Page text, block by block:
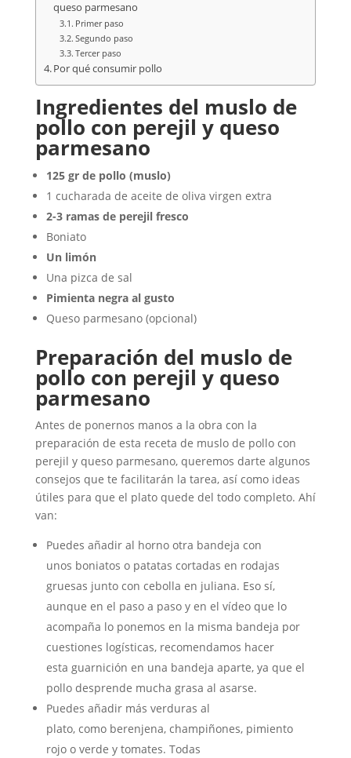
queso parmesano
Primer paso
Segundo paso
Tercer paso
Por qué consumir pollo
Ingredientes del muslo de
pollo con perejil y queso
parmesano
125 gr de pollo (muslo)
1 cucharada de aceite de oliva virgen extra
2-3 ramas de perejil fresco
Boniato
Un limón
Una pizca de sal
Pimienta negra al gusto
Queso parmesano (opcional)
Preparación del muslo de
pollo con perejil y queso
parmesano
Antes de ponernos manos a la obra con la
preparación de esta receta de muslo de pollo con
perejil y queso parmesano, queremos darte algunos
consejos que te facilitarán la tarea, así como ideas
útiles para que el plato quede del todo completo. Ahí
van:
Puedes añadir al horno otra bandeja con
unos boniatos o patatas cortadas en rodajas
gruesas junto con cebolla en juliana. Eso sí,
aunque en el paso a paso y en el vídeo que lo
acompaña lo ponemos en la misma bandeja por
cuestiones logísticas, recomendamos hacer
esta guarnición en una bandeja aparte, ya que el
pollo desprende mucha grasa al asarse.
Puedes añadir más verduras al
plato, como berenjena, champiñones, pimiento
rojo o verde y tomates. Todas